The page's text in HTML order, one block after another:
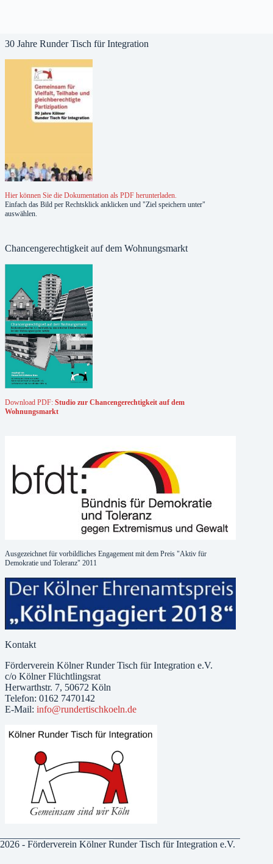
30 Jahre Runder Tisch für Integration
Hier können Sie die Dokumentation als PDF herunterladen.
Einfach das Bild per Rechtsklick anklicken und "Ziel speichern unter"
auswählen.
Chancengerechtigkeit auf dem Wohnungsmarkt
Download PDF: Studio zur Chancengerechtigkeit auf dem
Wohnungsmarkt
Ausgezeichnet für vorbildliches Engagement mit dem Preis "Aktiv für
Demokratie und Toleranz" 2011
Kontakt
Förderverein Kölner Runder Tisch für Integration e.V.
c/o Kölner Flüchtlingsrat
Herwarthstr. 7, 50672 Köln
Telefon: 0162 7470142
E-Mail: info@rundertischkoeln.de
2026 - Förderverein Kölner Runder Tisch für Integration e.V.